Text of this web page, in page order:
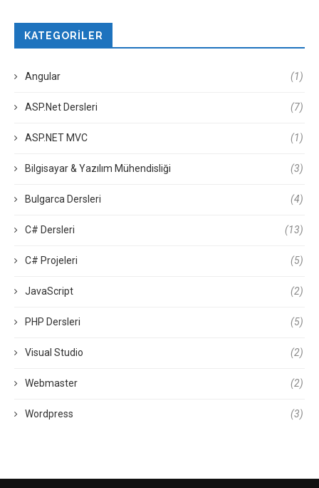
KATEGORILER
Angular (1)
ASP.Net Dersleri (7)
ASP.NET MVC (1)
Bilgisayar & Yazılım Mühendisliği (3)
Bulgarca Dersleri (4)
C# Dersleri (13)
C# Projeleri (5)
JavaScript (2)
PHP Dersleri (5)
Visual Studio (2)
Webmaster (2)
Wordpress (3)